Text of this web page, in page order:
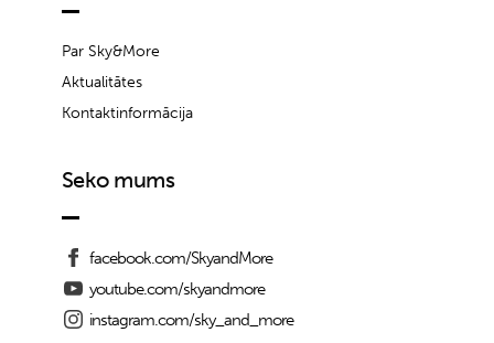
Par Sky&More
Aktualitātes
Kontaktinformācija
Seko mums
facebook.com/SkyandMore
youtube.com/skyandmore
instagram.com/sky_and_more